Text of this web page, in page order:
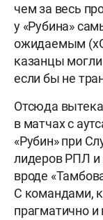
чем за весь
у «Рубина»
ожидаемым
казанцы
если бы не
Отсюда
в матчах с
«Рубин» при
лидеров РПЛ и
вроде
С командами,
прагматично